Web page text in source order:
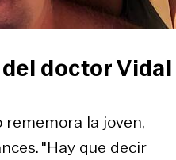
doctor Vidal
la joven,
"Hay que decir